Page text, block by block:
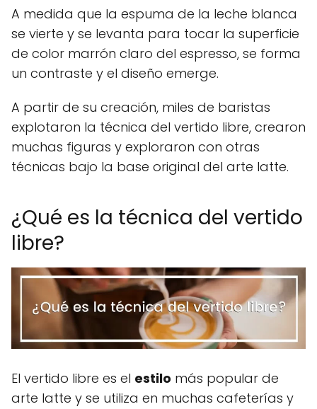
A medida que la espuma de la leche blanca
se vierte y se levanta para tocar la superficie
de color marrón claro del espresso, se forma
un contraste y el diseño emerge.
A partir de su creación, miles de baristas
explotaron la técnica del vertido libre, crearon
muchas figuras y exploraron con otras
técnicas bajo la base original del arte latte.
¿Qué es la técnica del vertido
libre?
El vertido libre es el estilo más popular de
arte latte y se utiliza en muchas cafeterías y